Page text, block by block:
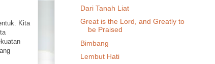
Kita
Dari Tanah Liat
Great is the Lord, and Greatly to
be Praised
Bimbang
Lembut Hati